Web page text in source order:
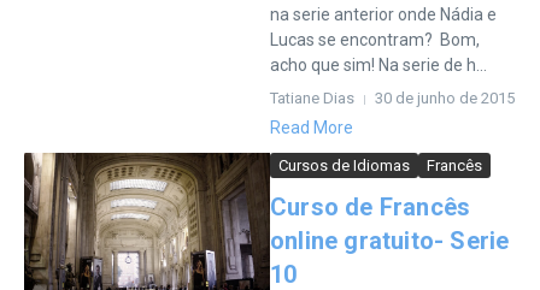
na serie anterior onde Nádia e
Lucas se encontram? Bom,
acho que sim! Na serie de h...
Tatiane Dias 30 de junho de 2015
Read More
Cursos de Idiomas Francês
Curso de Francês
online gratuito- Serie
10